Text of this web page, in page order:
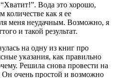
Вода это хорошо,
количестве как я ее
меня неудачным. Возможно, я
и такой результат.
на одну из книг про
указания, как правильно
Решила снова провести на
Он очень простой и возможно